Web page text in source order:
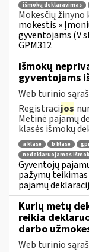
išmokų deklaravimas
Mokesčių
mokestis »
gyventojams (V
GPM312
išmokų
gyventojams
Web turinio
Registracijos
Metinė pajamų
klasės išmokų
a klasė b klasė
nedeklaruojamos
Gyventojų
pažymų
pajamų
Kurių metų
reikia
darbo
Web turinio